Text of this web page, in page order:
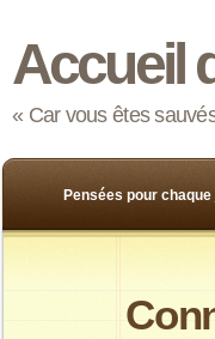
Accueil
« Car vous êtes
Pensées pour chaque